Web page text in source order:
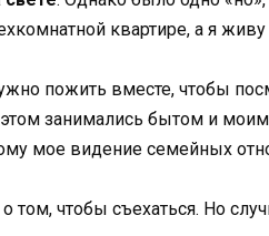
квартире, а я
пожить вместе, чтобы
занимались бытом и
мое видение семейных
чтобы съехаться. Но